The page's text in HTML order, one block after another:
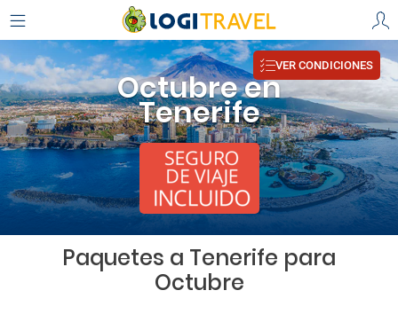
Octubre en
Tenerife
VER CONDICIONES
Paquetes a Tenerife para
Octubre